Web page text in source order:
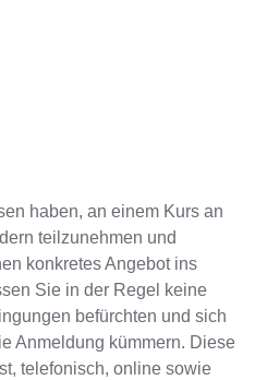
haben, an einem Kurs an
teilzunehmen und
konkretes Angebot ins
Sie in der Regel keine
befürchten und sich
Anmeldung kümmern. Diese
telefonisch, online sowie